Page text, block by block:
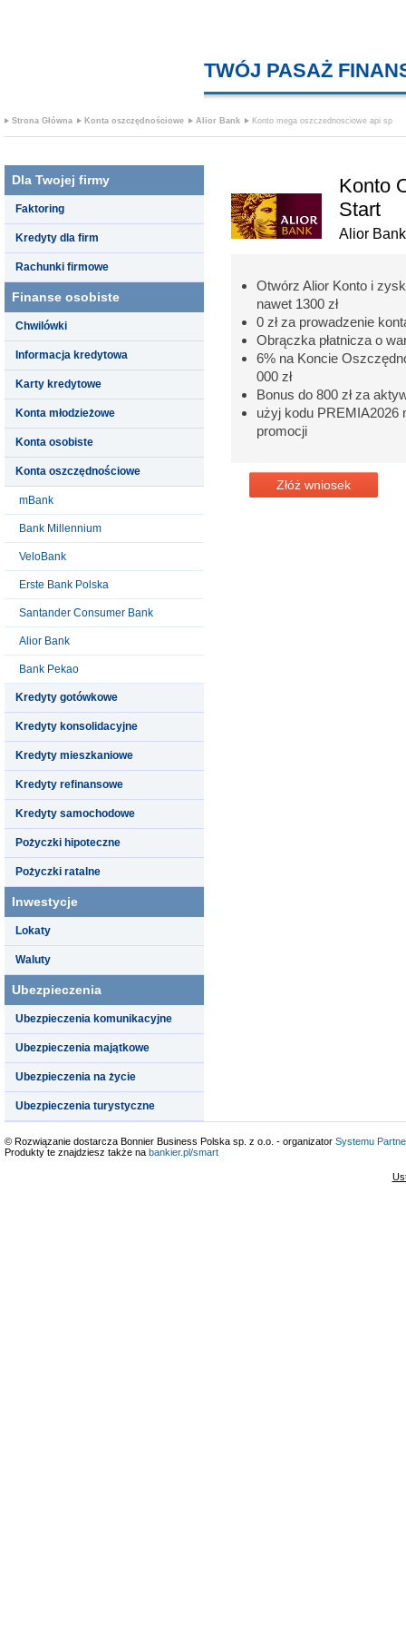
TWÓJ PASAŻ
Strona Główna Konta oszczędnościowe Alior Bank Konto mega oszczednosciowe api sp
Dla Twojej firmy
Faktoring
Kredyty dla firm
Rachunki firmowe
Finanse osobiste
Chwilówki
Informacja kredytowa
Karty kredytowe
Konta młodzieżowe
Konta osobiste
Konta oszczędnościowe
mBank
Bank Millennium
VeloBank
Erste Bank Polska
Santander Consumer Bank
Alior Bank
Bank Pekao
Kredyty gotówkowe
Kredyty konsolidacyjne
Kredyty mieszkaniowe
Kredyty refinansowe
Kredyty samochodowe
Pożyczki hipoteczne
Pożyczki ratalne
Inwestycje
Lokaty
Waluty
Ubezpieczenia
Ubezpieczenia komunikacyjne
Ubezpieczenia majątkowe
Ubezpieczenia na życie
Ubezpieczenia turystyczne
Konto
Start
Alior Bank
Otwórz Alior Konto i
nawet 1300 zł
0 zł za prowadzenie
Obrączka płatnicza o
6% na Koncie
000 zł
Bonus do 800 zł za
użyj kodu PREMIA2026
promocji
Złóż wniosek
© Rozwiązanie dostarcza Bonnier Business Polska sp. z o.o. - organizator Systemu
Produkty te znajdziesz także na bankier.pl/smart